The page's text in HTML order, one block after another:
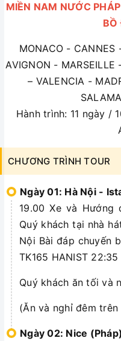
MIỀN NAM NƯỚC
BỒ
MONACO - CANNES
AVIGNON - MARSEILLE
– VALENCIA -
Hành trình: 11 ngày /
CHƯƠNG TRÌNH TOUR
Ngày 01: Hà Nội -
19.00 Xe và
Quý khách tại nhà
Nội Bài đáp chuyến
TK165 HANIST
Quý khách ăn tối và
(Ăn và nghỉ đêm trên
Ngày 02: Nice (Pháp)